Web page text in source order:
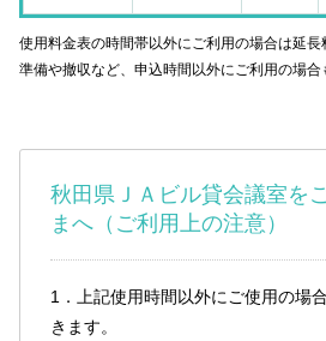
使用料金表の時間帯以外にご利用の場合は延長
準備や撤収など、申込時間以外にご利用の場合
秋田県ＪＡビル貸会議室を
まへ（ご利用上の注意）
1．上記使用時間以外にご使用の場
きます。